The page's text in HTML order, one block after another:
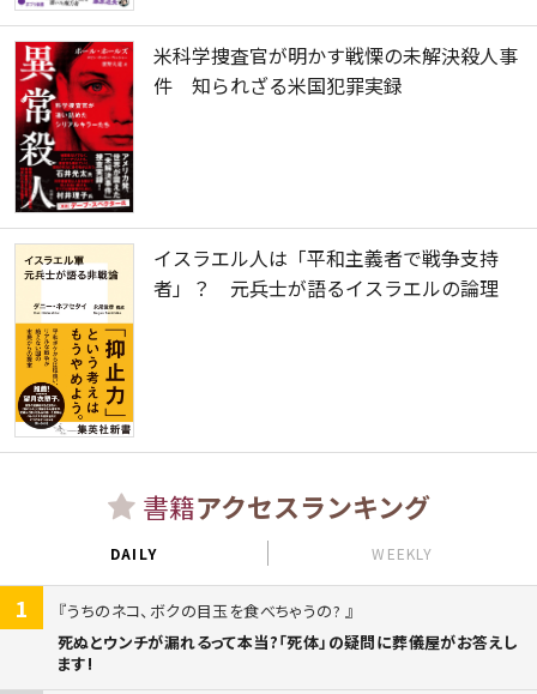
米科学捜査官が明かす戦慄の未解決殺人事
件 知られざる米国犯罪実録
イスラエル人は「平和主義者で戦争支持
者」？ 元兵士が語るイスラエルの論理
書籍アクセスランキング
DAILY WEEKLY
1
うちのネコ、ボクの目玉を食べちゃうの?
死ぬとウンチが漏れるって本当?「死体」の疑問に葬儀屋がお答えし
ます!